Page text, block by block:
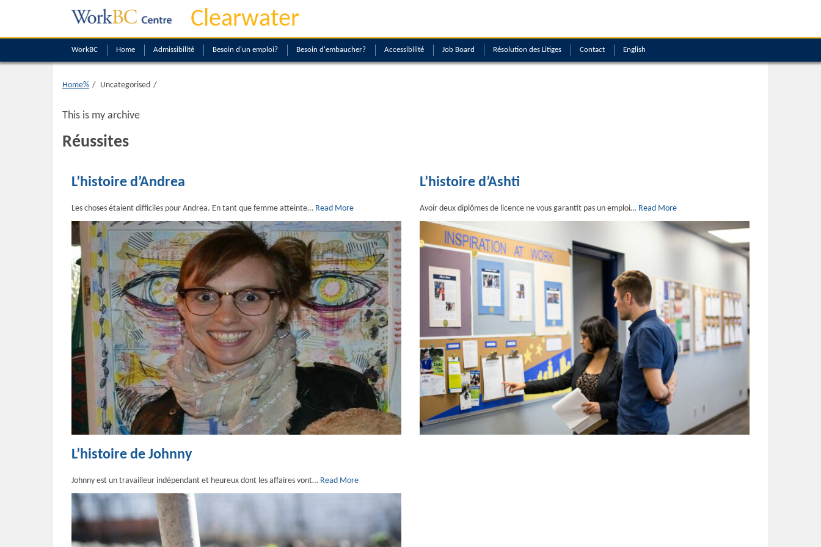
Clearwater
WorkBC Home Admissibilité Besoin d'un emploi? Besoin d'embaucher? Accessibilité Job Board Résolution des Litiges Contact English
Home% Uncategorised
This is my archive
Réussites
L’histoire d’Andrea
Les choses étaient difficiles pour Andrea. En tant que femme atteinte… Read More
L’histoire d’Ashti
Avoir deux diplômes de licence ne vous garantit pas un emploi… Read More
L’histoire de Johnny
Johnny est un travailleur indépendant et heureux dont les affaires vont… Read More